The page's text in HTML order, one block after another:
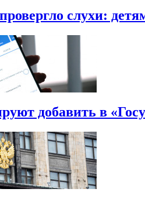
слухи:
добавить в